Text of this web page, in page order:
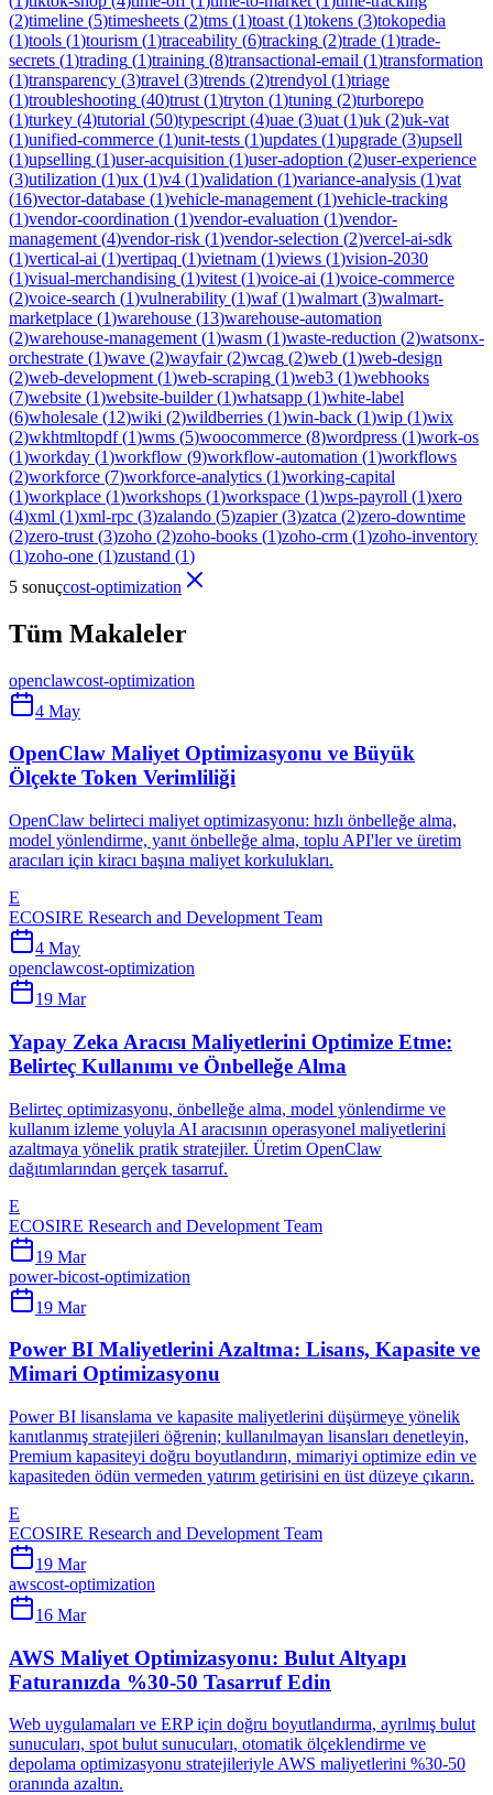
(2)timeline (5)timesheets (2)tms (1)toast (1)tokens (3)tokopedia
(1)tools (1)tourism (1)traceability (6)tracking (2)trade (1)trade-
secrets (1)trading (1)training (8)transactional-email (1)transformation
(1)transparency (3)travel (3)trends (2)trendyol (1)triage
(1)troubleshooting (40)trust (1)tryton (1)tuning (2)turborepo
(1)turkey (4)tutorial (50)typescript (4)uae (3)uat (1)uk (2)uk-vat
(1)unified-commerce (1)unit-tests (1)updates (1)upgrade (3)upsell
(1)upselling (1)user-acquisition (1)user-adoption (2)user-experience
(3)utilization (1)ux (1)v4 (1)validation (1)variance-analysis (1)vat
(16)vector-database (1)vehicle-management (1)vehicle-tracking
(1)vendor-coordination (1)vendor-evaluation (1)vendor-
management (4)vendor-risk (1)vendor-selection (2)vercel-ai-sdk
(1)vertical-ai (1)vertipaq (1)vietnam (1)views (1)vision-2030
(1)visual-merchandising (1)vitest (1)voice-ai (1)voice-commerce
(2)voice-search (1)vulnerability (1)waf(1)walmart (3)walmart-
marketplace (1)warehouse (13)warehouse-automation
(2)warehouse-management (1)wasm (1)waste-reduction (2)watsonx-
orchestrate (1)wave (2)wayfair(2)wcag (2)web (1)web-design
(2)web-development (1)web-scraping (1)web3 (1)webhooks
(7)website (1)website-builder(1)whatsapp (1)white-label
(6)wholesale (12)wiki (2)wildberries (1)win-back (1)wip (1)wix
(2)wkhtmltopdf(1)wms (5)woocommerce (8)wordpress (1)work-os
(1)workday (1)workflow (9)workflow-automation (1)workflows
(2)workforce (7)workforce-analytics (1)working-capital
(1)workplace (1)workshops (1)workspace (1)wps-payroll (1)xero
(4)xml (1)xml-rpc (3)zalando (5)zapier(3)zatca (2)zero-downtime
(2)zero-trust (3)zoho (2)zoho-books (1)zoho-crm (1)zoho-inventory
(1)zoho-one (1)zustand (1)
5 sonuçcost-optimization
Tüm Makaleler
openclawcost-optimization
4 May
OpenClaw Maliyet Optimizasyonu ve Büyük
Ölçekte Token Verimliliği
OpenClaw belirteci maliyet optimizasyonu: hızlı önbelleğe alma,
model yönlendirme, yanıt önbelleğe alma, toplu API'ler ve üretim
aracıları için kiracı başına maliyet korkulukları.
E
ECOSIRE Research and Development Team
4 May
openclawcost-optimization
19 Mar
Yapay Zeka Aracısı Maliyetlerini Optimize Etme:
Belirteç Kullanımı ve Önbelleğe Alma
Belirteç optimizasyonu, önbelleğe alma, model yönlendirme ve
kullanım izleme yoluyla AI aracısının operasyonel maliyetlerini
azaltmaya yönelik pratik stratejiler. Üretim OpenClaw
dağıtımlarından gerçek tasarruf.
E
ECOSIRE Research and Development Team
19 Mar
power-bicost-optimization
19 Mar
Power BI Maliyetlerini Azaltma: Lisans, Kapasite ve
Mimari Optimizasyonu
Power BI lisanslama ve kapasite maliyetlerini düşürmeye yönelik
kanıtlanmış stratejileri öğrenin; kullanılmayan lisansları denetleyin,
Premium kapasiteyi doğru boyutlandırın, mimariyi optimize edin ve
kapasiteden ödün vermeden yatırım getirisini en üst düzeye çıkarın.
E
ECOSIRE Research and Development Team
19 Mar
awscost-optimization
16 Mar
AWS Maliyet Optimizasyonu: Bulut Altyapı
Faturanızda %30-50 Tasarruf Edin
Web uygulamaları ve ERP için doğru boyutlandırma, ayrılmış bulut
sunucuları, spot bulut sunucuları, otomatik ölçeklendirme ve
depolama optimizasyonu stratejileriyle AWS maliyetlerini %30-50
oranında azaltın.